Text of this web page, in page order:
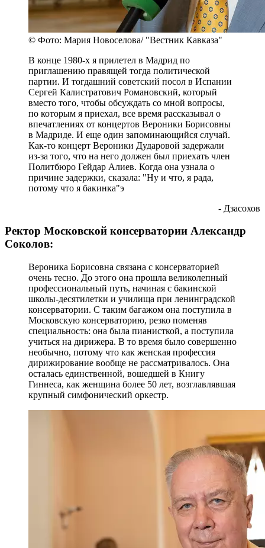
© Фото: Мария Новоселова/ "Вестник Кавказа"
В конце 1980-х я прилетел в Мадрид по
приглашению правящей тогда политической
партии. И тогдашний советский посол в Испании
Сергей Калистратович Романовский, который
вместо того, чтобы обсуждать со мной вопросы,
по которым я приехал, все время рассказывал о
впечатлениях от концертов Вероники Борисовны
в Мадриде. И еще один запоминающийся случай.
Как-то концерт Вероники Дударовой задержали
из-за того, что на него должен был приехать член
Политбюро Гейдар Алиев. Когда она узнала о
причине задержки, сказала: "Ну и что, я рада,
потому что я бакинка"э
- Дзасохов
Ректор Московской консерватории Александр
Соколов:
Вероника Борисовна связана с консерваторией
очень тесно. До этого она прошла великолепный
профессиональный путь, начиная с бакинской
школы-десятилетки и училища при ленинградской
консерватории. С таким багажом она поступила в
Московскую консерваторию, резко поменяв
специальность: она была пианисткой, а поступила
учиться на дирижера. В то время было совершенно
необычно, потому что как женская профессия
дирижирование вообще не рассматривалось. Она
осталась единственной, вошедшей в Книгу
Гиннеса, как женщина более 50 лет, возглавлявшая
крупный симфонический оркестр.